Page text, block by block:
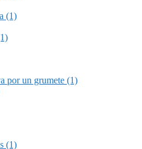
(1)
por un grumete (1)
(1)